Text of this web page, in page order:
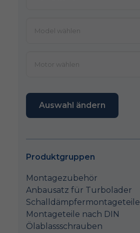
Auswahl ändern
Produktgruppen
Montagezubehör
Anbausatz für Turbolader
Schalldämpfermontageteile
Montageteile nach DIN
Ölablassschrauben